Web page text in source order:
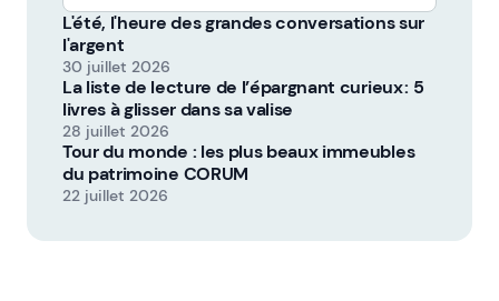
L'été, l'heure des grandes conversations sur
l'argent
30 juillet 2026
La liste de lecture de l’épargnant curieux : 5
livres à glisser dans sa valise
28 juillet 2026
Tour du monde : les plus beaux immeubles
du patrimoine CORUM
22 juillet 2026